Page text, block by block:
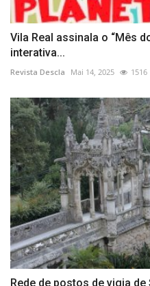
Vila Real assinala o “Mês
interativa...
Revista Descla Mai 14, 2025 1516
Rede de postos de vigia de